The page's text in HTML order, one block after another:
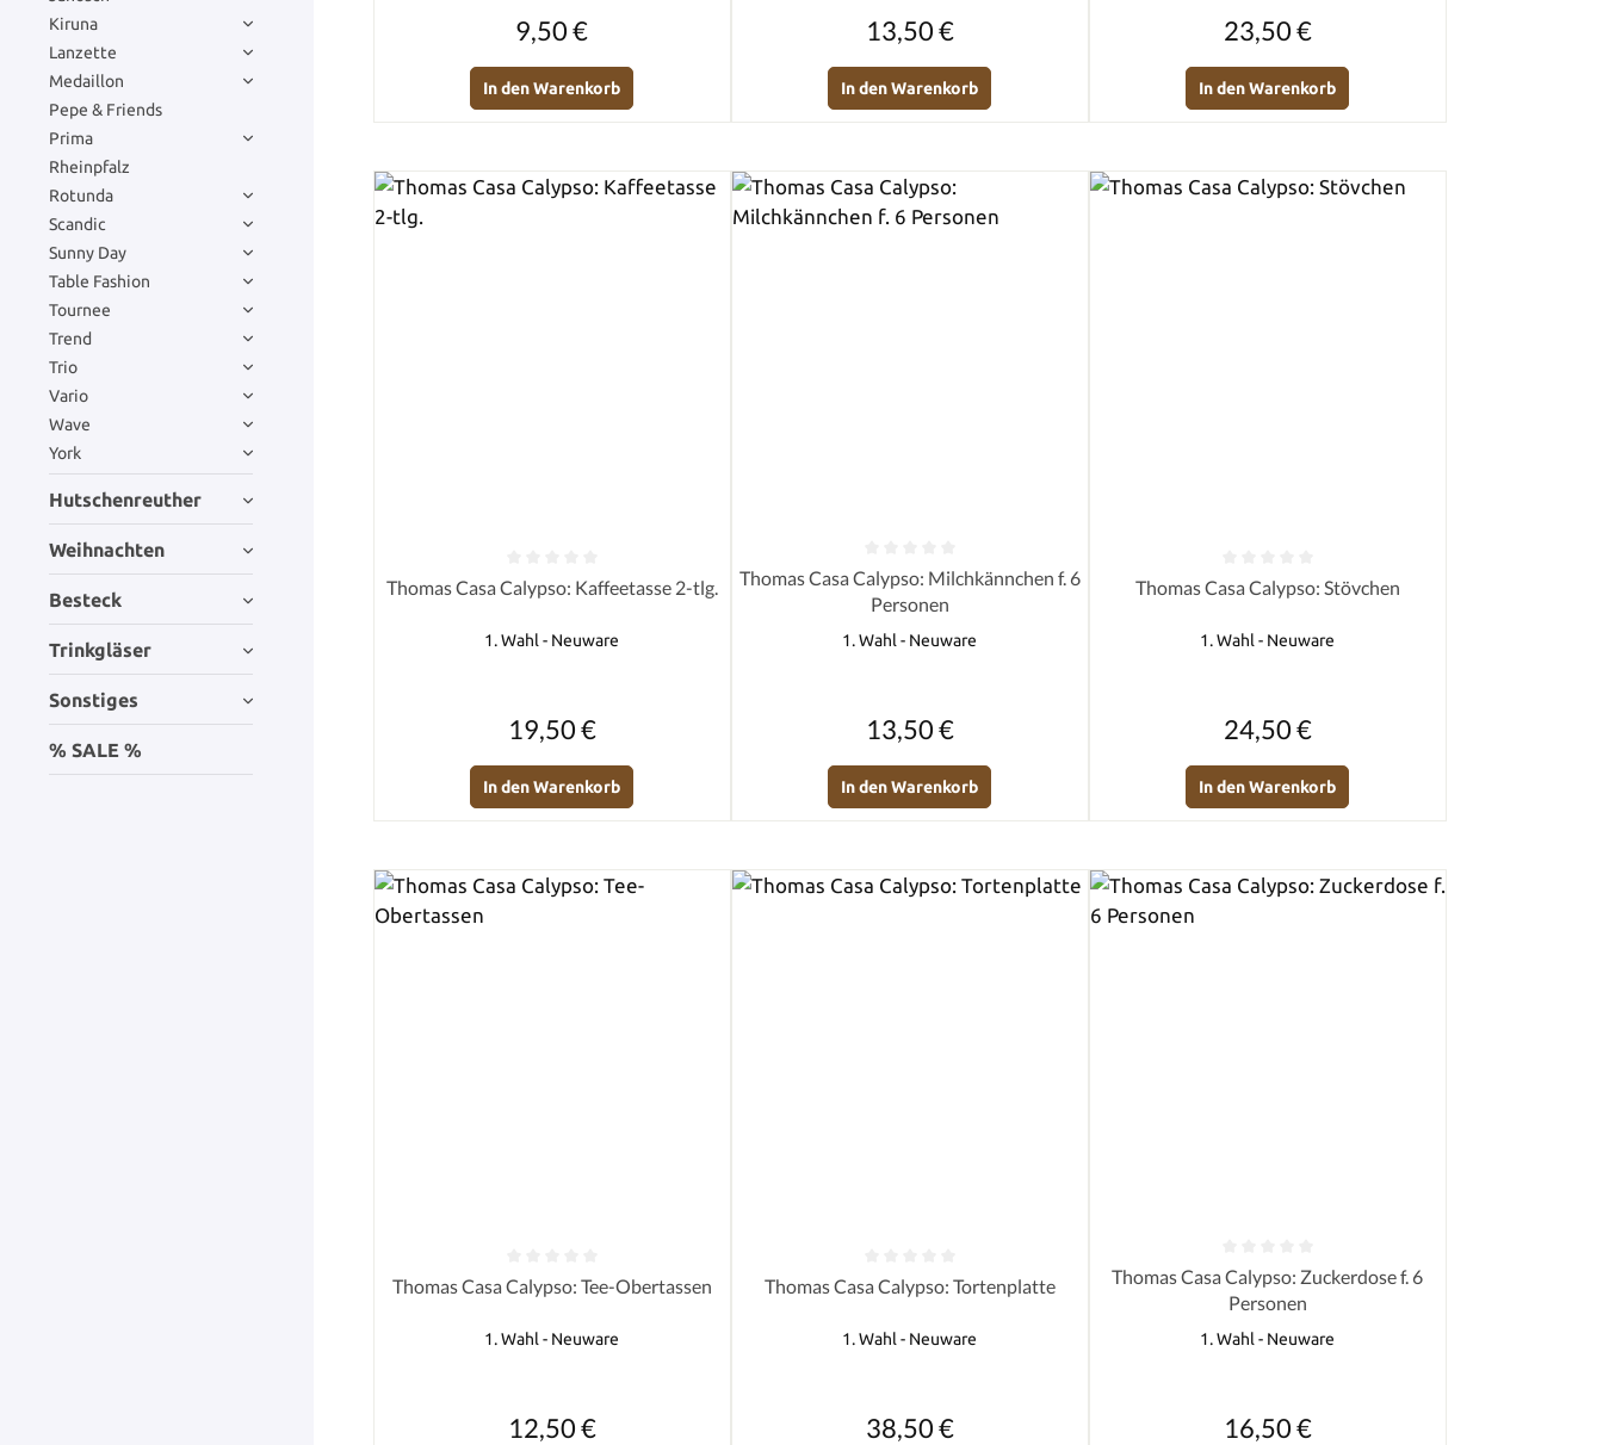
Kiruna
Lanzette
Medaillon
Pepe & Friends
Prima
Rheinpfalz
Rotunda
Scandic
Sunny Day
Table Fashion
Tournee
Trend
Trio
Vario
Wave
York
Hutschenreuther
Weihnachten
Besteck
Trinkgläser
Sonstiges
% SALE %
9,50 €
In den Warenkorb
13,50 €
In den Warenkorb
23,50 €
In den Warenkorb
Durchschnittliche Bewertung von 0 von 5 Sternen
Thomas Casa Calypso: Kaffeetasse 2-tlg.
1. Wahl - Neuware
19,50 €
In den Warenkorb
Durchschnittliche Bewertung von 0 von 5 Sternen
Thomas Casa Calypso: Milchkännchen f. 6
Personen
1. Wahl - Neuware
13,50 €
In den Warenkorb
Durchschnittliche Bewertung von 0 von 5 Sternen
Thomas Casa Calypso: Stövchen
1. Wahl - Neuware
24,50 €
In den Warenkorb
Durchschnittliche Bewertung von 0 von 5 Sternen
Thomas Casa Calypso: Tee-Obertassen
1. Wahl - Neuware
12,50 €
Durchschnittliche Bewertung von 0 von 5 Sternen
Thomas Casa Calypso: Tortenplatte
1. Wahl - Neuware
38,50 €
Durchschnittliche Bewertung von 0 von 5 Sternen
Thomas Casa Calypso: Zuckerdose f. 6
Personen
1. Wahl - Neuware
16,50 €